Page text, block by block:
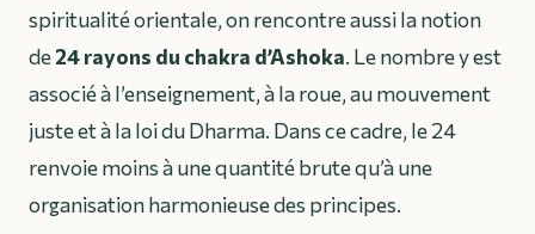
spiritualité orientale, on rencontre aussi la notion
de24 rayons du chakra d’Ashoka. Le nombre y est
associé à l’enseignement, à la roue, au mouvement
juste et à la loi du Dharma. Dans ce cadre, le 24
renvoie moins à une quantité brute qu’à une
organisation harmonieuse des principes.